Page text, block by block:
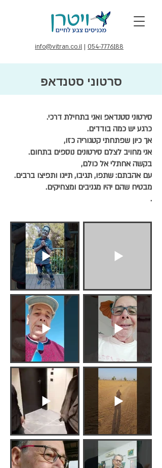
info@vitran.co.il | 054-7776188
סרטוני סטנדאפ
סירטוני סטנדאפ ואני בתחילת דרכי.
כרגע יש כמה בודדים.
אך כיון שפתחתי קטגוריה כזו,
אני מחויב לצלם סירטונים נוספים בתחום.
בקשה אחתלי אל כולם,
עם אהבתם: שתפו, תגיבו, תייגו ותפיצו ברבים.
מבטיח שהם יהיו מגניבים ומצחיקים.
.